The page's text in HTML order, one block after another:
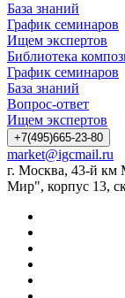
База знаний
График семинаров
Ищем экспертов
Библиотека
График семинаров
База знаний
Вопрос-ответ
Ищем экспертов
+7(495)665-23-80
market@igcmail.ru
г. Москва, 43-й
Мир", корпус 13,